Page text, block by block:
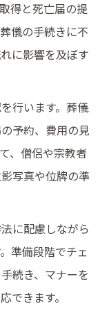
得と死亡届の提
儀の手続きに不
に影響を及ぼす
行います。葬儀
予約、費用の見
、僧侶や宗教者
写真や位牌の準
に配慮しながら
準備段階でチェ
続き、マナーを
できます。